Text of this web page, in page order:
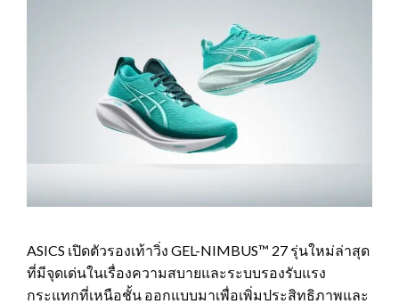
ASICS เปิดตัวรองเท้าวิ่ง GEL-NIMBUS™ 27 รุ่นใหม่ล่าสุด
ที่มีจุดเด่นในเรื่องความสบายและระบบรองรับแรง
กระแทกที่เหนือชั้น ออกแบบมาเพื่อเพิ่มประสิทธิภาพและ